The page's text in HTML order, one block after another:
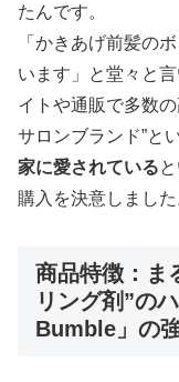
たんです。
「かきあげ前髪の
います」と堂々と
イトや通販で多数
サロンブランド”と
家に愛されている
購入を決意しました
商品特徴：ま
リング剤”の
Bumble」の